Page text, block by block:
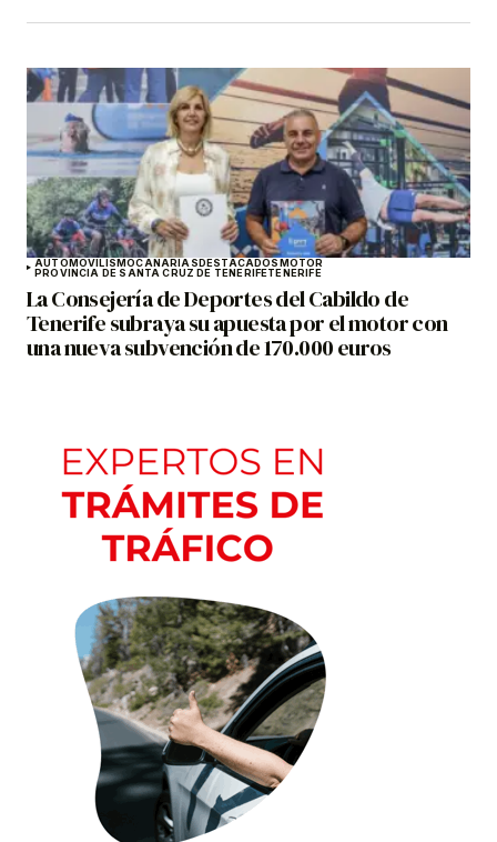
AUTOMOVILISMOCANARIASDESTACADOSMOTOR
PROVINCIA DE SANTA CRUZ DE TENERIFETENERIFE
La Consejería de Deportes del Cabildo de
Tenerife subraya su apuesta por el motor con
una nueva subvención de 170.000 euros